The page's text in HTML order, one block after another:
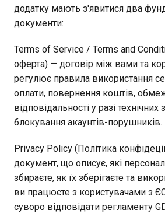
додатку мають з'явитися два
документи:
Terms of Service / Terms and
оферта) — договір між вами та
регулює правила використання
оплати, повернення коштів,
відповідальності у разі
блокування акаунтів-порушників.
Privacy Policy (Політика
документ, що описує, які
збираєте, як їх зберігаєте та
ви працюєте з користувачами з
суворо відповідати регламенту